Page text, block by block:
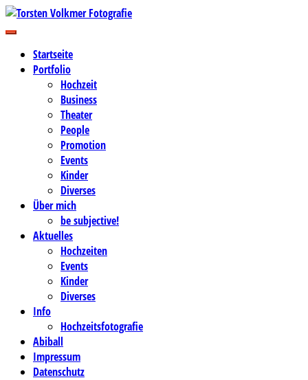
Zum
Inhalt
Torsten Volkmer Fotografie
Business-, Portrait- und Hochzeitsfotografie
Startseite
Portfolio
Hochzeit
Business
Theater
People
Promotion
Events
Kinder
Diverses
Über mich
be subjective!
Aktuelles
Hochzeiten
Events
Kinder
Diverses
Info
Hochzeitsfotografie
Abiball
Impressum
Datenschutz